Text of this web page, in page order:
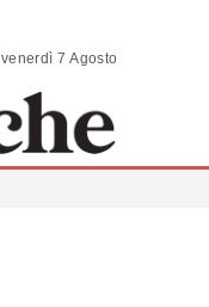
ANALISI | COMMENTI | SCENARI - venerdì 7 Agosto 2026